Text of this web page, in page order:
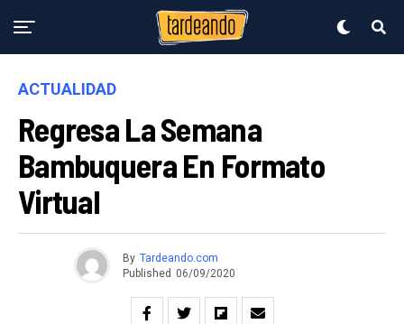
ACTUALIDAD
Regresa La Semana
Bambuquera En Formato
Virtual
By Tardeando.com
Published 06/09/2020